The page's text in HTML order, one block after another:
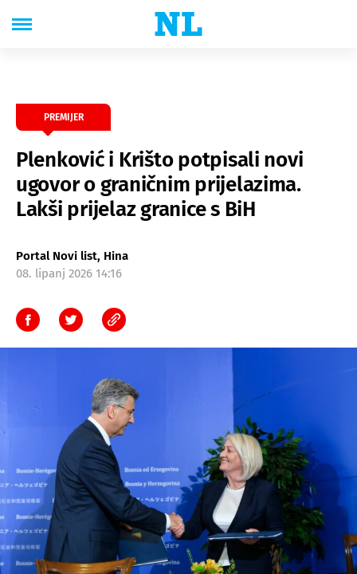
PREMIJER
Plenković i Krišto potpisali novi
ugovor o graničnim prijelazima.
Lakši prijelaz granice s BiH
Portal Novi list, Hina
08. lipanj 2026 14:16